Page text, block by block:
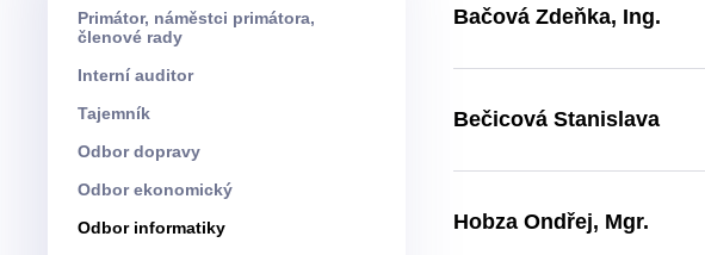
Primátor, náměstci primátora,
členové rady
Interní auditor
Tajemník
Odbor dopravy
Odbor ekonomický
Odbor informatiky
Bačová Zdeňka, Ing.
Bečicová Stanislava
Hobza Ondřej, Mgr.